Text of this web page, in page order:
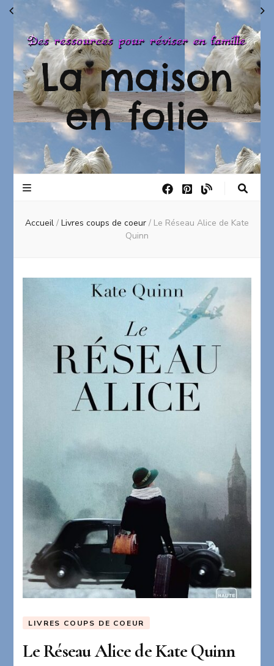
La maison
en folie
Accueil / Livres coups de coeur / Le Réseau Alice de Kate
Quinn
LIVRES COUPS DE COEUR
Le Réseau Alice de Kate Quinn